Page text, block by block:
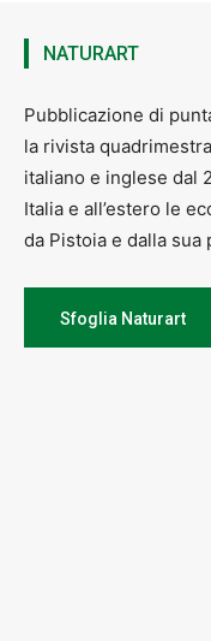
NATURART
Pubblicazione di
la rivista
italiano e inglese dal
Italia e all’estero le
da Pistoia e dalla sua
Sfoglia Naturart